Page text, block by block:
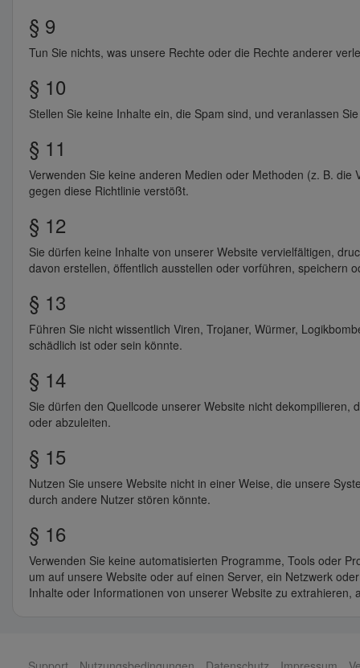
§ 9
Tun Sie nichts, was unsere Rechte oder die Rechte anderer
§ 10
Stellen Sie keine Inhalte ein, die Spam sind, und veranlassen
§ 11
Verwenden Sie keine anderen Medien oder Methoden (z. B.
gegen diese Richtlinie verstößt.
§ 12
Sie dürfen keine Inhalte von unserer Website vervielfältigen,
davon erstellen, öffentlich ausstellen oder vorführen, speichern
§ 13
Führen Sie nicht wissentlich Viren, Trojaner, Würmer,
schädlich ist oder sein könnte.
§ 14
Sie dürfen den Quellcode unserer Website nicht
oder abzuleiten.
§ 15
Nutzen Sie unsere Website nicht in einer Weise, die unsere
durch andere Nutzer stören könnte.
§ 16
Verwenden Sie keine automatisierten Programme, Tools oder
um auf unsere Website oder auf einen Server, ein Netzwerk
Inhalte oder Informationen von unserer Website zu